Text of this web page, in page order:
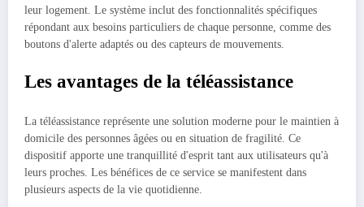
leur logement. Le système inclut des fonctionnalités spécifiques
répondant aux besoins particuliers de chaque personne, comme des
boutons d'alerte adaptés ou des capteurs de mouvements.
Les avantages de la téléassistance
La téléassistance représente une solution moderne pour le maintien à
domicile des personnes âgées ou en situation de fragilité. Ce
dispositif apporte une tranquillité d'esprit tant aux utilisateurs qu'à
leurs proches. Les bénéfices de ce service se manifestent dans
plusieurs aspects de la vie quotidienne.